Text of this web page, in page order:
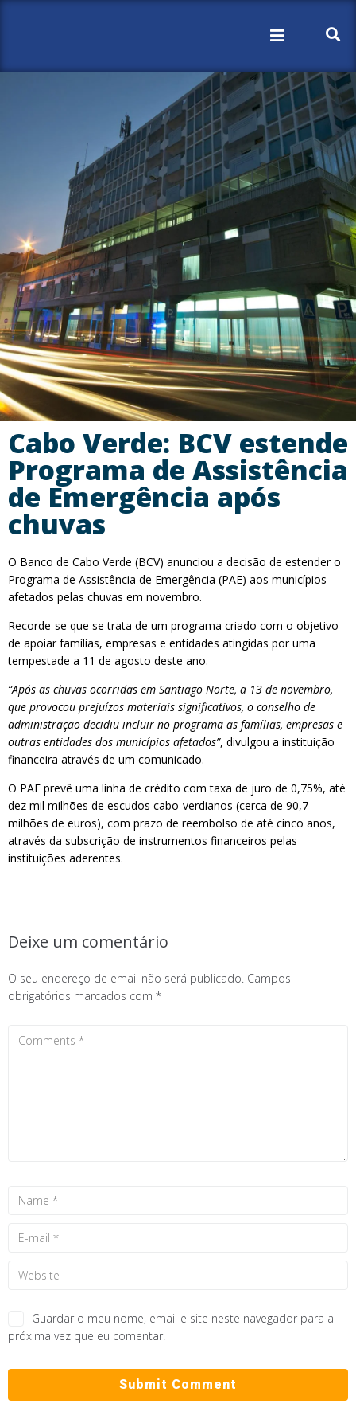
Cabo Verde: BCV estende
Programa de Assistência
de Emergência após
chuvas
O Banco de Cabo Verde (BCV) anunciou a decisão de estender o
Programa de Assistência de Emergência (PAE) aos municípios
afetados pelas chuvas em novembro.
Recorde-se que se trata de um programa criado com o objetivo
de apoiar famílias, empresas e entidades atingidas por uma
tempestade a 11 de agosto deste ano.
“Após as chuvas ocorridas em Santiago Norte, a 13 de novembro,
que provocou prejuízos materiais significativos, o conselho de
administração decidiu incluir no programa as famílias, empresas e
outras entidades dos municípios afetados”, divulgou a instituição
financeira através de um comunicado.
O PAE prevê uma linha de crédito com taxa de juro de 0,75%, até
dez mil milhões de escudos cabo-verdianos (cerca de 90,7
milhões de euros), com prazo de reembolso de até cinco anos,
através da subscrição de instrumentos financeiros pelas
instituições aderentes.
Deixe um comentário
O seu endereço de email não será publicado. Campos
obrigatórios marcados com *
Guardar o meu nome, email e site neste navegador para a
próxima vez que eu comentar.